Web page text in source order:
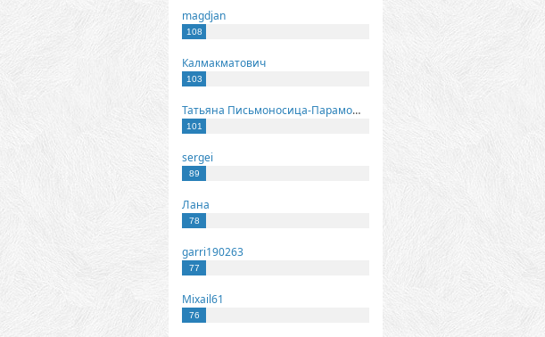
magdjan
108
Калмакматович
103
Татьяна Письмоносица-Парамонова
101
sergei
89
Лана
78
garri190263
77
Mixail61
76